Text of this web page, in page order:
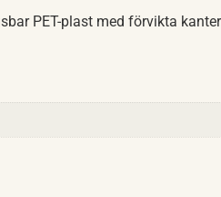
PET-plast med förvikta